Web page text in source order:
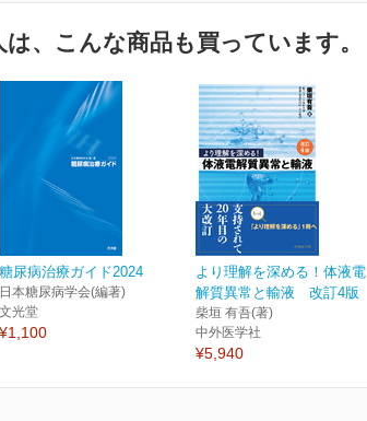
、こんな商品も買っています。
糖尿病治療ガイド2024
日本糖尿病学会(編著)
文光堂
¥1,100
より理解を深める！体液電
解質異常と輸液 改訂4版
柴垣 有吾(著)
中外医学社
¥5,940